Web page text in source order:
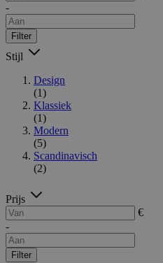
-
Filter
Stijl
Design
(1)
Klassiek
(1)
Modern
(5)
Scandinavisch
(2)
Prijs
€
-
Filter